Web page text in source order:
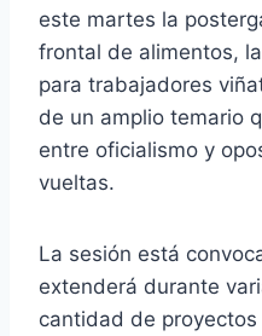
este martes la
frontal de alimentos,
para trabajadores
de un amplio temario
entre oficialismo y
vueltas.
La sesión está
extenderá durante
cantidad de